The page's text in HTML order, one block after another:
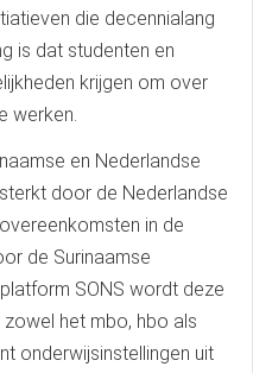
die decennialang
is dat studenten en
krijgen om over
werken.
en Nederlandse
door de Nederlandse
in de
de Surinaamse
SONS wordt deze
het mbo, hbo als
onderwijsinstellingen uit